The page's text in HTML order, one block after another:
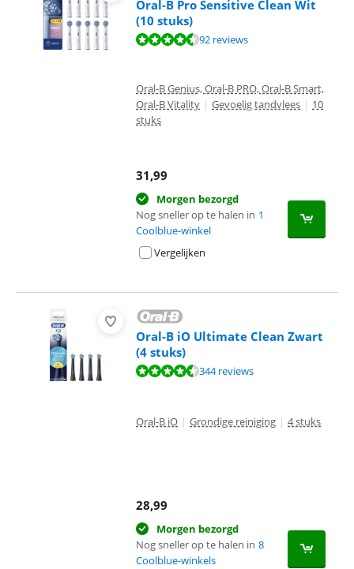
Oral-B Pro Sensitive Clean Wit
(10 stuks)
Beoordeling is 9,0 van de 10, gebaseerd op 92 reviews.
92 reviews
Oral-B Genius, Oral-B PRO, Oral-B Smart,
Oral-B Vitality | Gevoelig tandvlees | 10
stuks
31,99
Morgen bezorgd
Nog sneller op te halen in 1
Coolblue-winkel
Vergelijken
Oral-B iO Ultimate Clean Zwart
(4 stuks)
Beoordeling is 9,2 van de 10, gebaseerd op 344 reviews.
344 reviews
Oral-B iO | Grondige reiniging | 4 stuks
28,99
Morgen bezorgd
Nog sneller op te halen in 8
Coolblue-winkels